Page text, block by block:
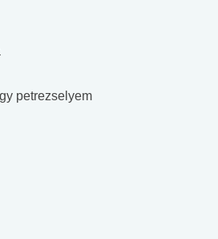
petrezselyem